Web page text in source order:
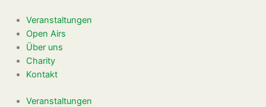
Inhalt
springen
Veranstaltungen
Open Airs
Über uns
Charity
Kontakt
Veranstaltungen